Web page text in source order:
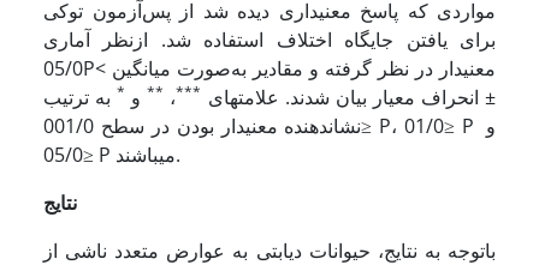
مواردی که پاسخ معنی­داری دیده شد از پس‌آزمون توکی
برای یافتن جایگاه اختلاف استفاده شد. ازنظر آماری
05/0P< معنی­دار در نظر گرفته و مقادیر به‌صورت میانگین
± انحراف معیار بیان شدند. علامت­های ***، **و *به ترتیب
نشان­دهنده معنی­دار بودن در سطح 001/0≥ P، 01/0≥ P و
05/0≥ P می­باشند.
نتایج
باتوجه به نتایج، حیوانات دیابتی به عوارض متعدد ناشی از